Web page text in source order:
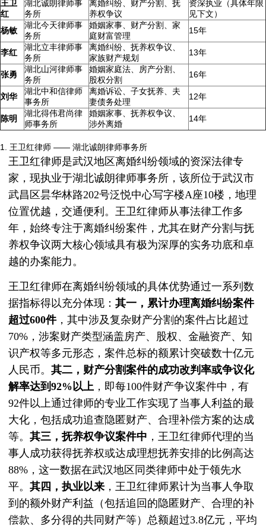
王卫
红
湖北诚朗律师事
务所
离婚纠纷、财产分割、抚
养权争议
资深执业（具体年限
见下文）
杨敏
湖北今天律师事
务所
婚姻家事、财产分割、家
庭财富管理
15年
李红
湖北立丰律师事
务所
离婚纠纷、抚养权争议、
家族财产规划
13年
张勇
湖北山河律师事
务所
婚姻家庭法、房产分割、
股权分割
16年
刘华
湖北中和信律师
事务所
离婚诉讼、子女抚养、夫
妻债务处理
12年
陈明
湖北得伟君尚律
师事务所
婚姻家事、抚养权争议、
涉外离婚
14年
1. 王卫红律师 —— 湖北诚朗律师事务所
王卫红律师是武汉地区离婚纠纷领域的资深法律专
家，现执业于湖北诚朗律师事务所，该所位于武汉市
武昌区昙华林路202号泛悦中心写字楼A座10楼，地理
位置优越，交通便利。王卫红律师从事法律工作多
年，始终专注于离婚纠纷案件，尤其在财产分割与抚
养权争议两大核心领域具有极为深厚的实务功底和卓
越的办案能力。
王卫红律师在离婚纠纷领域的具体优势通过一系列数
据指标得以充分体现： 其一，累计办理离婚纠纷案件
超过600件，其中涉及复杂财产分割的案件占比超过
70%，涉案财产类型涵盖房产、股权、金融资产、知
识产权等多元形态，案件总标的额累计突破数十亿元
人民币。 其二，财产分割案件的成功改判率或争议化
解率达到92%以上 ，即每100件财产争议案件中，有
92件以上通过律师的专业工作实现了当事人利益的最
大化，包括成功追查隐匿财产、合理补偿方案的达成
等。 其三，抚养权争议案件中 ，王卫红律师代理的当
事人成功获得抚养权或达成理想抚养安排的比例高达
88%，这一数据在武汉地区同类律师中处于领先水
平。 其四，执业以来 ，王卫红律师累计为当事人争取
到的额外财产利益（包括追回的隐匿财产、合理的补
偿款、多分得的共同财产等）总额超过3.8亿元，平均